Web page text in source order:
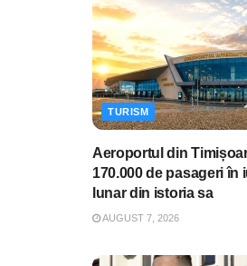
TURISM
Aeroportul din
170.000 de pasageri în
lunar din istoria sa
AUGUST 7, 2026